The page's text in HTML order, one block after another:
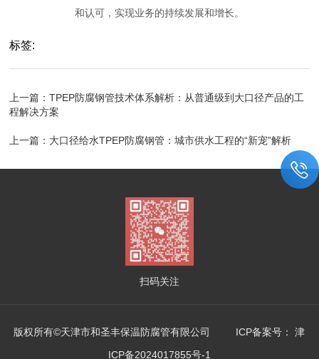
和认可，实现业务的持续发展和增长。
标签:
上一篇：TPEP防腐钢管技术体系解析：从普通级到大口径产品的工
程解决方案
上一篇： 大口径给水TPEP防腐钢管：城市供水工程的“新宠”解析
扫码关注
版权所有©天津市和圣丰保温防腐管有限公司 ICP备案号：津
ICP备2024017855号-1